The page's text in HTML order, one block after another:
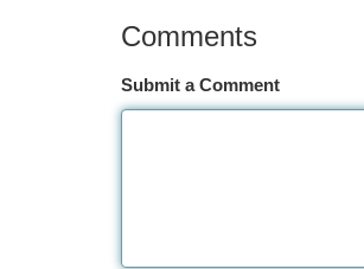
Comments
Submit a Comment